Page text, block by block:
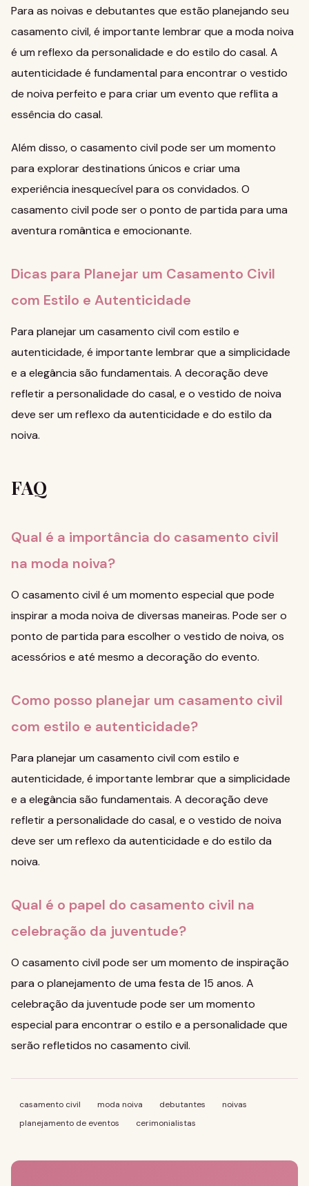
Para as noivas e debutantes que estão planejando seu
casamento civil, é importante lembrar que a moda noiva
é um reflexo da personalidade e do estilo do casal. A
autenticidade é fundamental para encontrar o vestido
de noiva perfeito e para criar um evento que reflita a
essência do casal.
Além disso, o casamento civil pode ser um momento
para explorardestinations únicos e criar uma
experiência inesquecível para os convidados. O
casamento civil pode ser o ponto de partida para uma
aventura romântica e emocionante.
Dicas para Planejar um Casamento Civil
com Estilo e Autenticidade
Para planejar um casamento civil com estilo e
autenticidade, é importante lembrar que a simplicidade
e a elegância são fundamentais. A decoração deve
refletir a personalidade do casal, e o vestido de noiva
deve ser um reflexo da autenticidade e do estilo da
noiva.
FAQ
Qual é a importância do casamento civil
na moda noiva?
O casamento civil é um momento especial que pode
inspirar a moda noiva de diversas maneiras. Pode ser o
ponto de partida para escolher o vestido de noiva, os
acessórios e até mesmo a decoração do evento.
Como posso planejar um casamento civil
com estilo e autenticidade?
Para planejar um casamento civil com estilo e
autenticidade, é importante lembrar que a simplicidade
e a elegância são fundamentais. A decoração deve
refletir a personalidade do casal, e o vestido de noiva
deve ser um reflexo da autenticidade e do estilo da
noiva.
Qual é o papel do casamento civil na
celebração da juventude?
O casamento civil pode ser um momento de inspiração
para o planejamento de uma festa de 15 anos. A
celebração da juventude pode ser um momento
especial para encontrar o estilo e a personalidade que
serão refletidos no casamento civil.
casamento civil moda noiva debutantes
noivas
planejamento de eventos
cerimonialistas